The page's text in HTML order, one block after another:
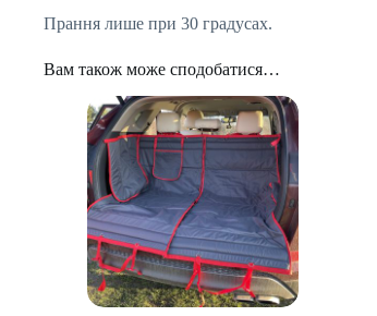
Прання лише при 30 градусах.
Вам також може сподобатися…